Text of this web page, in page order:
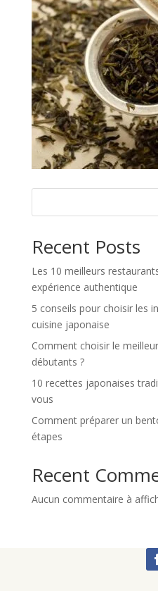
Recent Posts
Les 10 meilleurs
expérience authentique
5 conseils pour choisir les
cuisine japonaise
Comment choisir le
débutants ?
10 recettes japonaises
vous
Comment préparer un
étapes
Recent
Aucun commentaire à